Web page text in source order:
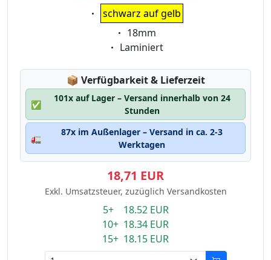
Eigenschaft:
schwarz auf gelb
Eigenschaft:
18mm
Eigenschaft:
Laminiert
📦 Lagerstatus:
Verfügbarkeit & Lieferzeit
✅
101x auf Lager – Versand innerhalb von 24
Stunden
🚛
87x im Außenlager – Versand in ca. 2-3
Werktagen
18,71 EUR
Exkl. Umsatzsteuer, zuzüglich Versandkosten
5+ 18.52 EUR
10+ 18.34 EUR
15+ 18.15 EUR